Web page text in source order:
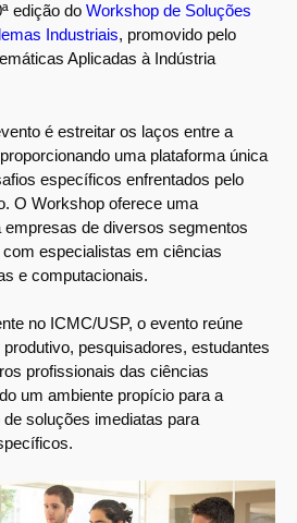
edição do Workshop de Soluções
Industriais, promovido pelo
Aplicadas à Indústria
é estreitar os laços entre a
uma plataforma única
específicos enfrentados pelo
O Workshop oferece uma
empresas de diversos segmentos
especialistas em ciências
e computacionais.
no ICMC/USP, o evento reúne
pesquisadores, estudantes
profissionais das ciências
um ambiente propício para a
soluções imediatas para